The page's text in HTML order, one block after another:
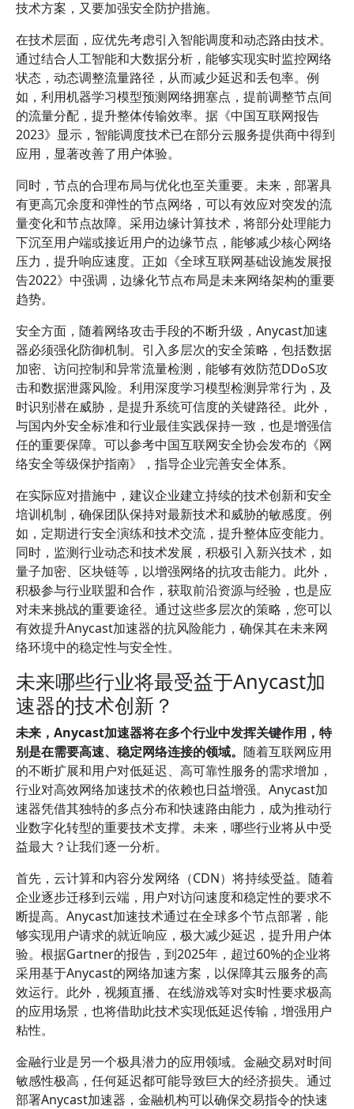
技术方案，又要加强安全防护措施。
在技术层面，应优先考虑引入智能调度和动态路由技术。
通过结合人工智能和大数据分析，能够实现实时监控网络
状态，动态调整流量路径，从而减少延迟和丢包率。例
如，利用机器学习模型预测网络拥塞点，提前调整节点间
的流量分配，提升整体传输效率。据《中国互联网报告
2023》显示，智能调度技术已在部分云服务提供商中得到
应用，显著改善了用户体验。
同时，节点的合理布局与优化也至关重要。未来，部署具
有更高冗余度和弹性的节点网络，可以有效应对突发的流
量变化和节点故障。采用边缘计算技术，将部分处理能力
下沉至用户端或接近用户的边缘节点，能够减少核心网络
压力，提升响应速度。正如《全球互联网基础设施发展报
告2022》中强调，边缘化节点布局是未来网络架构的重要
趋势。
安全方面，随着网络攻击手段的不断升级，Anycast加速
器必须强化防御机制。引入多层次的安全策略，包括数据
加密、访问控制和异常流量检测，能够有效防范DDoS攻
击和数据泄露风险。利用深度学习模型检测异常行为，及
时识别潜在威胁，是提升系统可信度的关键路径。此外，
与国内外安全标准和行业最佳实践保持一致，也是增强信
任的重要保障。可以参考中国互联网安全协会发布的《网
络安全等级保护指南》，指导企业完善安全体系。
在实际应对措施中，建议企业建立持续的技术创新和安全
培训机制，确保团队保持对最新技术和威胁的敏感度。例
如，定期进行安全演练和技术交流，提升整体应变能力。
同时，监测行业动态和技术发展，积极引入新兴技术，如
量子加密、区块链等，以增强网络的抗攻击能力。此外，
积极参与行业联盟和合作，获取前沿资源与经验，也是应
对未来挑战的重要途径。通过这些多层次的策略，您可以
有效提升Anycast加速器的抗风险能力，确保其在未来网
络环境中的稳定性与安全性。
未来哪些行业将最受益于Anycast加
速器的技术创新？
未来，Anycast加速器将在多个行业中发挥关键作用，特
别是在需要高速、稳定网络连接的领域。 随着互联网应用
的不断扩展和用户对低延迟、高可靠性服务的需求增加，
行业对高效网络加速技术的依赖也日益增强。Anycast加
速器凭借其独特的多点分布和快速路由能力，成为推动行
业数字化转型的重要技术支撑。未来，哪些行业将从中受
益最大？让我们逐一分析。
首先，云计算和内容分发网络（CDN）将持续受益。随着
企业逐步迁移到云端，用户对访问速度和稳定性的要求不
断提高。Anycast加速技术通过在全球多个节点部署，能
够实现用户请求的就近响应，极大减少延迟，提升用户体
验。根据Gartner的报告，到2025年，超过60%的企业将
采用基于Anycast的网络加速方案，以保障其云服务的高
效运行。此外，视频直播、在线游戏等对实时性要求极高
的应用场景，也将借助此技术实现低延迟传输，增强用户
粘性。
金融行业是另一个极具潜力的应用领域。金融交易对时间
敏感性极高，任何延迟都可能导致巨大的经济损失。通过
部署Anycast加速器，金融机构可以确保交易指令的快速